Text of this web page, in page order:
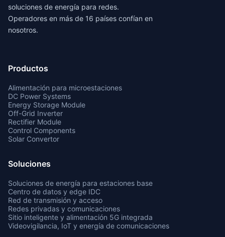
soluciones de energía para redes.
Operadores en más de 16 países confían en
nosotros.
Productos
Alimentación para microestaciones
DC Power Systems
Energy Storage Module
Off-Grid Inverter
Rectifier Module
Control Components
Solar Convertor
Soluciones
Soluciones de energía para estaciones base
Centro de datos y edge IDC
Red de transmisión y acceso
Redes privadas y comunicaciones
Sitio inteligente y alimentación 5G integrada
Videovigilancia, IoT y energía de comunicaciones